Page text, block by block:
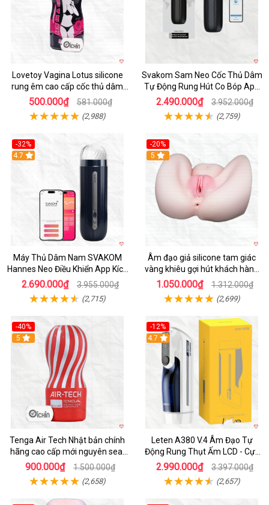
Lovetoy Vagina Lotus silicone
rung êm cao cấp cốc thủ dâm
nam
500.000₫ 581.000₫
(2,988)
Svakom Sam Neo Cốc Thủ Dâm
Tự Động Rung Hút Co Bóp App
Điều Khiển
2.490.000₫ 3.952.000₫
(2,759)
-32%
Hot
4.7
Máy Thủ Dâm Nam SVAKOM
Hannes Neo Điều Khiển App Kích
Thích
2.690.000₫ 3.955.000₫
(2,715)
-20%
Hot
5
Âm đạo giả silicone tam giác
vàng khiêu gợi hút khách hàng
nam
1.050.000₫ 1.312.000₫
(2,699)
-40%
Hot
5
Tenga Air Tech Nhật bản chính
hãng cao cấp mới nguyên seal
giá tốt
900.000₫ 1.500.000₫
(2,658)
-12%
Hot
4.7
Leten A380 V.4 Âm Đạo Tự
Động Rung Thụt Ấm LCD - Cực
Phê
2.990.000₫ 3.397.000₫
(2,657)